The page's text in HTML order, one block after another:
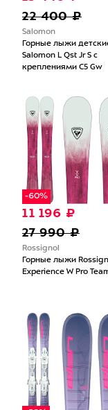
22 400 ₽
Salomon
Горные лыжи
Salomon L Qst Jr S с
креплениями C5 Gw
-60%
11 196 ₽
27 990 ₽
Rossignol
Горные лыжи
Experience W Pro